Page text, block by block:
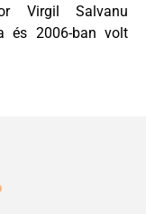
Virgil Salvanu
és 2006-ban volt